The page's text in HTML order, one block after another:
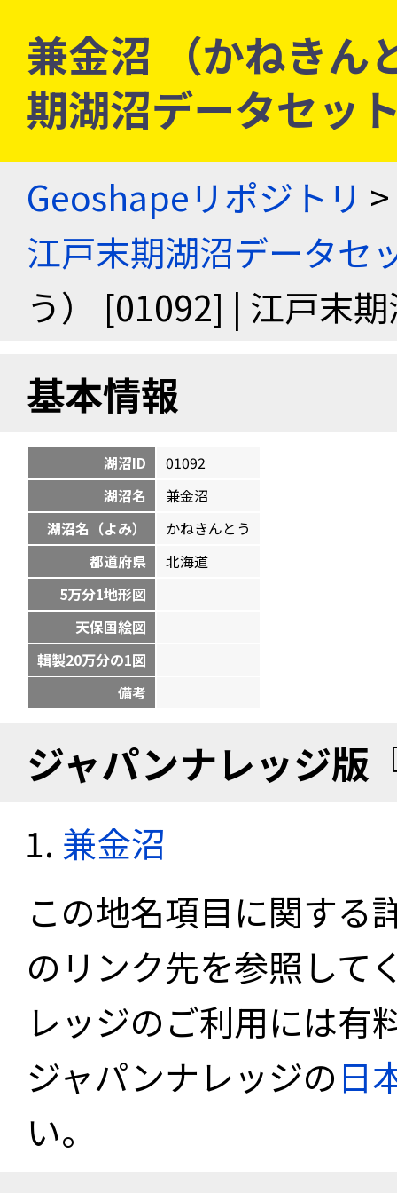
兼金沼 （かねき
期湖沼データセッ
Geoshapeリポジトリ >
江戸末期湖沼データセ
う） [01092] | 江戸末
基本情報
湖沼ID
01092
湖沼名
兼金沼
湖沼名（よみ）
かねきんとう
都道府県
北海道
5万分1地形図
天保国絵図
輯製20万分の1図
備考
ジャパンナレッジ版
兼金沼
この地名項目に関する
のリンク先を参照して
レッジのご利用には有
ジャパンナレッジの日
い。